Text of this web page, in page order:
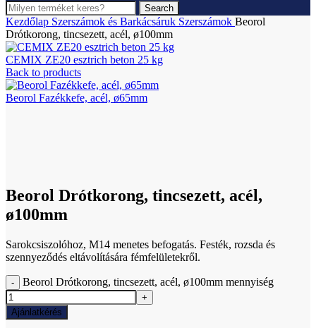
Search
Kezdőlap Szerszámok és Barkácsáruk Szerszámok Beorol
Drótkorong, tincsezett, acél, ø100mm
CEMIX ZE20 esztrich beton 25 kg
Back to products
Beorol Fazékkefe, acél, ø65mm
Beorol Drótkorong, tincsezett, acél,
ø100mm
Sarokcsiszolóhoz, M14 menetes befogatás. Festék, rozsda és
szennyeződés eltávolítására fémfelületekről.
Beorol Drótkorong, tincsezett, acél, ø100mm mennyiség
Ajánlatkérés